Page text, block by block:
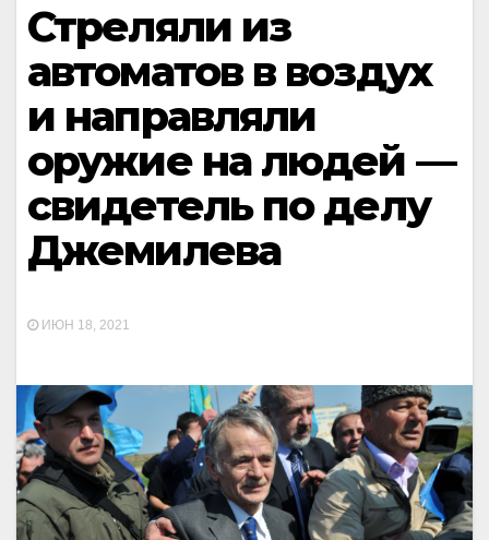
Стреляли из
автоматов в воздух
и направляли
оружие на людей —
свидетель по делу
Джемилева
ИЮН 18, 2021